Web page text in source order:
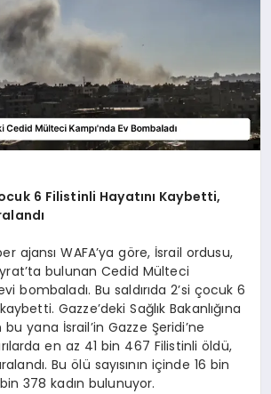
6 Filistinli Hayatını Kaybetti,
ajansı WAFA’ya göre, İsrail ordusu,
bulunan Cedid Mülteci
bombaladı. Bu saldırıda 2’si çocuk 6
Gazze’deki Sağlık Bakanlığına
yana İsrail’in Gazze Şeridi’ne
en az 41 bin 467 Filistinli öldü,
Bu ölü sayısının içinde 16 bin
378 kadın bulunuyor.